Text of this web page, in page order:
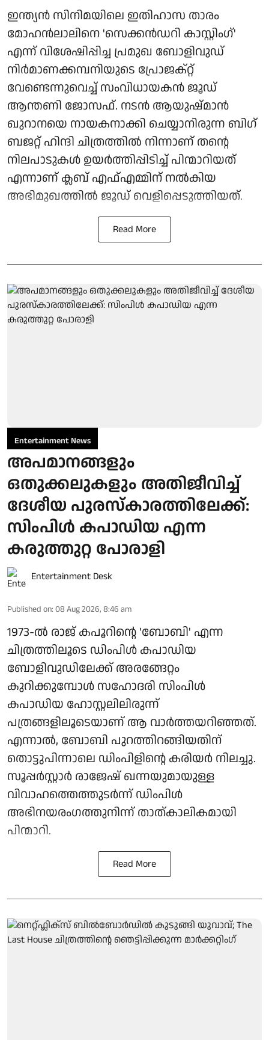
ഇന്ത്യൻ സിനിമയിലെ ഇതിഹാസ താരം
മോഹൻലാലിനെ 'സെക്കൻഡറി കാസ്റ്റിംഗ്'
എന്ന് വിശേഷിപ്പിച്ച പ്രമുഖ ബോളിവുഡ്
നിർമാണക്കമ്പനിയുടെ പ്രോജക്റ്റ്
വേണ്ടെന്നുവെച്ച് സംവിധായകൻ ജൂഡ്
ആന്തണി ജോസഫ്. നടൻ ആയുഷ്മാൻ
ഖുറാനയെ നായകനാക്കി ചെയ്യാനിരുന്ന ബിഗ്
ബജറ്റ് ഹിന്ദി ചിത്രത്തിൽ നിന്നാണ് തന്റെ
നിലപാടുകൾ ഉയർത്തിപ്പിടിച്ച് പിന്മാറിയത്
എന്നാണ് ക്ലബ് എഫ്എമ്മിന് നല്‍കിയ
അഭിമുഖത്തില്‍ ജൂഡ് വെളിപ്പെടുത്തിയത്.
Read More
Entertainment News
അപമാനങ്ങളും
ഒതുക്കലുകളും അതിജീവിച്ച്
ദേശീയ പുരസ്‌കാരത്തിലേക്ക്:
സിംപിള്‍ കപാഡിയ എന്ന
കരുത്തുറ്റ പോരാളി
Entertainment Desk
Published on: 08 Aug 2026, 8:46 am
1973-ല്‍ രാജ് കപൂറിന്റെ 'ബോബി' എന്ന
ചിത്രത്തിലൂടെ ഡിംപിള്‍ കപാഡിയ
ബോളിവുഡിലേക്ക് അരങ്ങേറ്റം
കുറിക്കുമ്പോള്‍ സഹോദരി സിംപിള്‍
കപാഡിയ ഹോസ്റ്റലിലിരുന്ന്
പത്രങ്ങളിലൂടെയാണ് ആ വാര്‍ത്തയറിഞ്ഞത്.
എന്നാല്‍, ബോബി പുറത്തിറങ്ങിയതിന്
തൊട്ടുപിന്നാലെ ഡിംപിളിന്റെ കരിയര്‍ നിലച്ചു.
സൂപ്പര്‍സ്റ്റാര്‍ രാജേഷ് ഖന്നയുമായുള്ള
വിവാഹത്തെത്തുടര്‍ന്ന് ഡിംപിള്‍
അഭിനയരംഗത്തുനിന്ന് താത്കാലികമായി
പിന്മാറി.
Read More